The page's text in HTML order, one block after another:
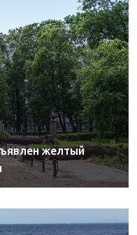
желтый